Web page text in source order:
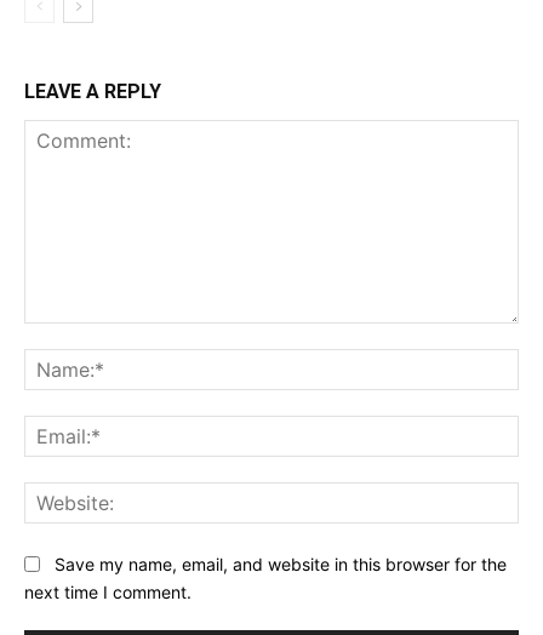
LEAVE A REPLY
Save my name, email, and website in this browser for the
next time I comment.